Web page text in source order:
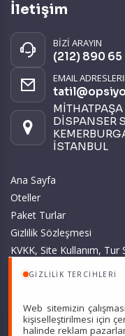
GIZLILIK TERCIHLERI
Web sitemizin
kişiselleştirilmesi için
halinde reklam
İletişim
BİZİ ARAYIN
(212) 890 65
EMAIL
DİSPANSER
İSTANBUL
Ana Sayfa
Oteller
Paket Turlar
Gizlilik Sözleşmesi
KVKK, Site Kullanım, Tur
Sitemizde anılan tüm
başlangıç fiyatlardır